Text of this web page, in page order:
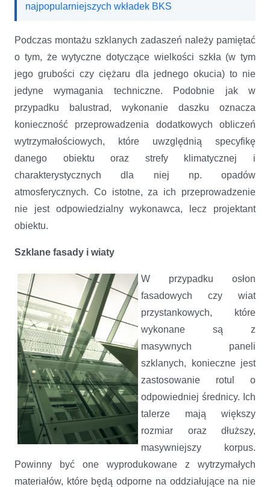
najpopularniejszych wkładek BKS
Podczas montażu szklanych zadaszeń należy pamiętać
o tym, że wytyczne dotyczące wielkości szkła (w tym
jego grubości czy ciężaru dla jednego okucia) to nie
jedyne wymagania techniczne. Podobnie jak w
przypadku balustrad, wykonanie daszku oznacza
konieczność przeprowadzenia dodatkowych obliczeń
wytrzymałościowych, które uwzględnią specyfikę
danego obiektu oraz strefy klimatycznej i
charakterystycznych dla niej np. opadów
atmosferycznych. Co istotne, za ich przeprowadzenie
nie jest odpowiedzialny wykonawca, lecz projektant
obiektu.
Szklane fasady i wiaty
W przypadku osłon
fasadowych czy wiat
przystankowych, które
wykonane są z
masywnych paneli
szklanych, konieczne jest
zastosowanie rotul o
odpowiedniej średnicy. Ich
talerze mają większy
rozmiar oraz dłuższy,
masywniejszy korpus.
Powinny być one wyprodukowane z wytrzymałych
materiałów, które będą odporne na oddziałujące na nie